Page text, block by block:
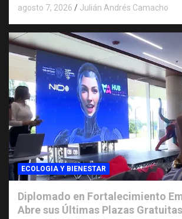
agosto 7, 2026 Julián Andrés Camacho
ECOLOGIA Y BIENESTAR
Diplomado en Fortalecimiento
Abre sus Últimas Plazas